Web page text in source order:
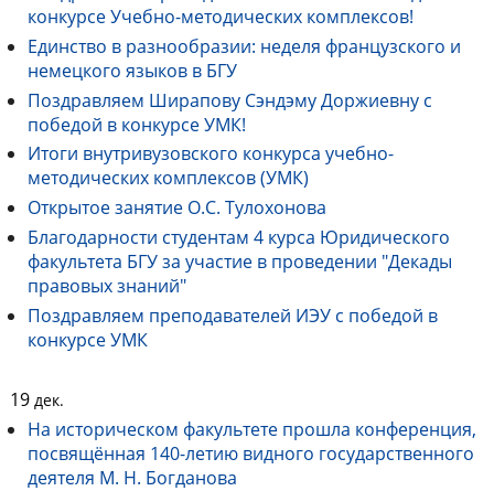
конкурсе Учебно-методических комплексов!
Единство в разнообразии: неделя французского и
немецкого языков в БГУ
Поздравляем Ширапову Сэндэму Доржиевну с
победой в конкурсе УМК!
Итоги внутривузовского конкурса учебно-
методических комплексов (УМК)
Открытое занятие О.С. Тулохонова
Благодарности студентам 4 курса Юридического
факультета БГУ за участие в проведении "Декады
правовых знаний"
Поздравляем преподавателей ИЭУ с победой в
конкурсе УМК
19 дек.
На историческом факультете прошла конференция,
посвящённая 140-летию видного государственного
деятеля М. Н. Богданова